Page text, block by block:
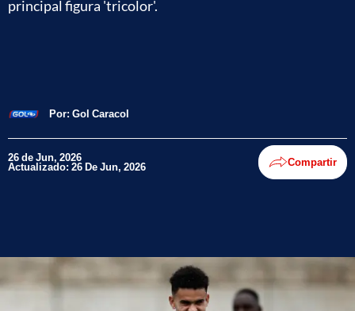
principal figura 'tricolor'.
Por: Gol Caracol
26 de Jun, 2026
Actualizado: 26 De Jun, 2026 Compartir